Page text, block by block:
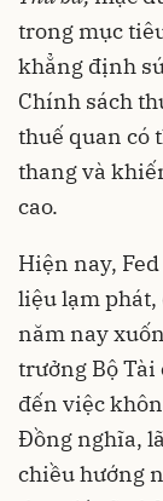
trong mục
khẳng định
Chính sách
thuế quan có
thang và
cao.
Hiện nay,
liệu lạm phát,
năm nay
trưởng Bộ
đến việc
Đồng nghĩa,
chiều hướng